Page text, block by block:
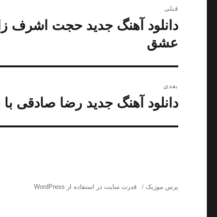
نوشته
قبلی
نوشته
دانلود آهنگ جدید حجت اشرف
عشق
بعدی
نوشته
دانلود آهنگ جدید رضا صادقی با
پرس موزیک قدرت سایت در استفاده از WordPress